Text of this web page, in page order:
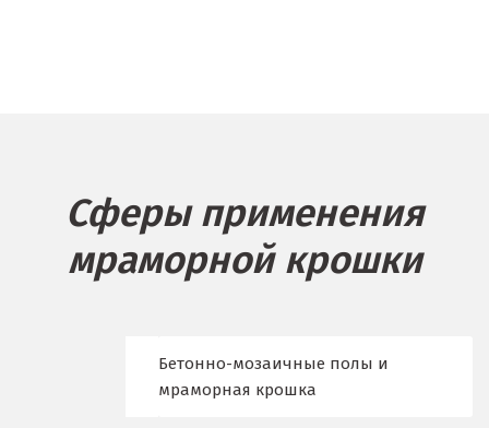
Берёзовский
Бисерть
Сферы применения
мраморной крошки
Бетонно-мозаичные полы и
мраморная крошка